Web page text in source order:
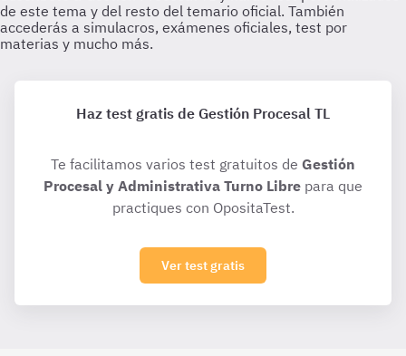
Haz test gratis de Gestión Procesal TL
Te facilitamos varios test gratuitos de Gestión
Procesal y Administrativa Turno Libre para que
practiques con OpositaTest.
Ver test gratis